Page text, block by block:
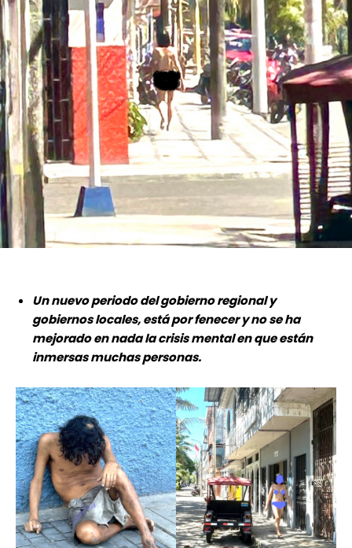
Un nuevo periodo del gobierno regional y
gobiernos locales, está por fenecer y no se ha
mejorado en nada la crisis mental en que están
inmersas muchas personas.